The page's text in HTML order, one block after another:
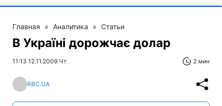
Главная » Аналитика » Статьи
В Україні дорожчає долар
11:13 12.11.2009 Чт 2 мин
RBC.UA